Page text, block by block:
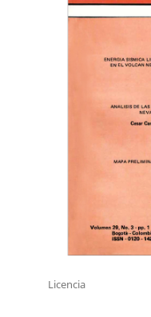
Licencia